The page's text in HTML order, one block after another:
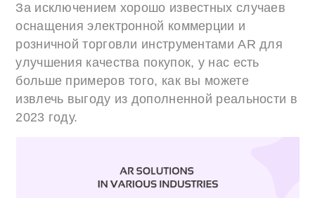
За исключением хорошо известных случаев
оснащения электронной коммерции и
розничной торговли инструментами AR для
улучшения качества покупок, у нас есть
больше примеров того, как вы можете
извлечь выгоду из дополненной реальности в
2023 году.